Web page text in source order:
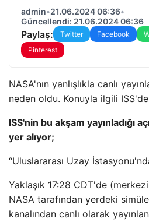
admin•21.06.2024 06:36•
Güncellendi: 21.06.2024 06:36
Paylaş: Twitter Facebook
Pinterest
NASA'nın yanlışlıkla canlı
neden oldu. Konuyla ilgili
ISS'nin bu akşam yayınladığı
yer alıyor;
“Uluslararası Uzay
Yaklaşık 17:28 CDT'de
NASA tarafından yerdeki
kanalından canlı olarak